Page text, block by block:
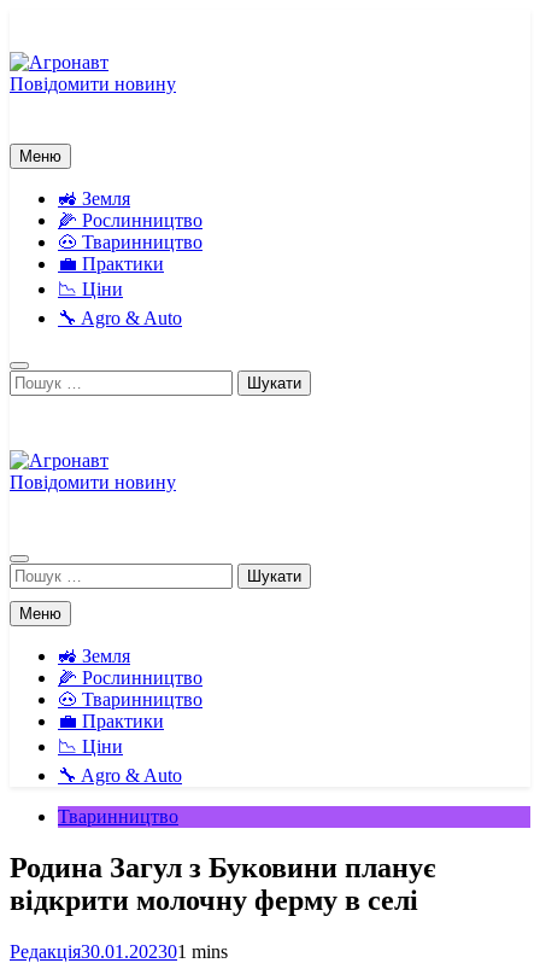
вмісту
Повідомити новину
Меню
🚜 Земля
🌽 Рослинництво
🐽 Тваринництво
💼 Практики
📉 Ціни
🔧 Agro & Auto
Пошук:
Повідомити новину
Пошук:
Меню
🚜 Земля
🌽 Рослинництво
🐽 Тваринництво
💼 Практики
📉 Ціни
🔧 Agro & Auto
Тваринництво
Родина Загул з Буковини планує
відкрити молочну ферму в селі
Редакція30.01.202301 mins